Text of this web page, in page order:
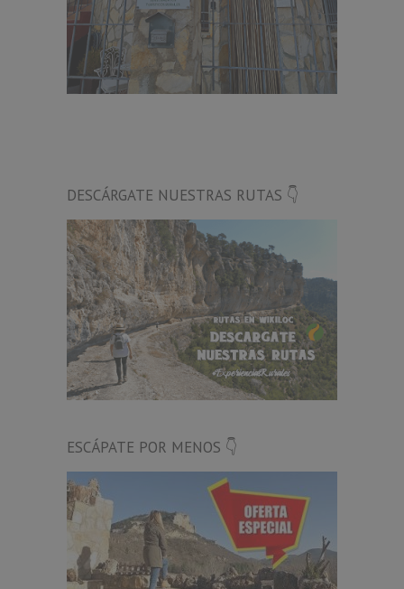
DESCÁRGATE NUESTRAS RUTAS 👇
ESCÁPATE POR MENOS 👇